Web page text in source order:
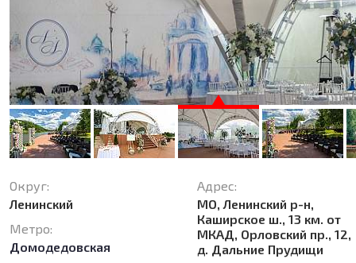
Округ:
Ленинский
Метро:
Домодедовская
Адрес:
МО, Ленинский р-н,
Каширское ш., 13 км. от
МКАД, Орловский пр., 12,
д. Дальние Прудищи